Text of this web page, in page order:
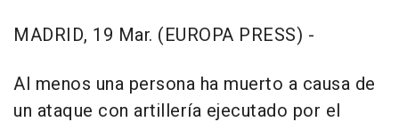
MADRID, 19 Mar. (EUROPA PRESS) -
Al menos una persona ha muerto a causa de
un ataque con artillería ejecutado por el